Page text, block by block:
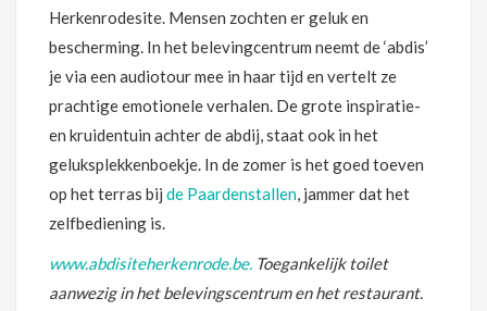
Herkenrodesite. Mensen zochten er geluk en
bescherming. In het belevingcentrum neemt de ‘abdis’
je via een audiotour mee in haar tijd en vertelt ze
prachtige emotionele verhalen. De grote inspiratie-
en kruidentuin achter de abdij, staat ook in het
geluksplekkenboekje. In de zomer is het goed toeven
op het terras bij de Paardenstallen, jammer dat het
zelfbediening is.
www.abdisiteherkenrode.be. Toegankelijk toilet
aanwezig in het belevingscentrum en het restaurant.